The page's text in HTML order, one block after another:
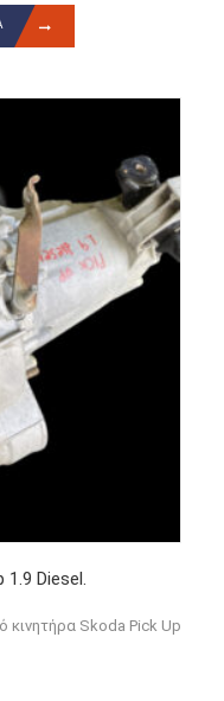
1.9 Diesel.
κινητήρα Skoda Pick Up